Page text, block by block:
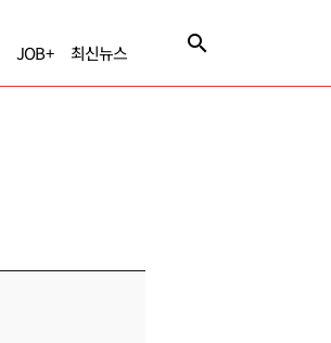
JOB+ 최신뉴스